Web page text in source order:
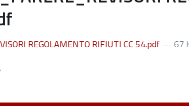
REGOLAMENTO RIFIUTI CC 54.pdf— 67